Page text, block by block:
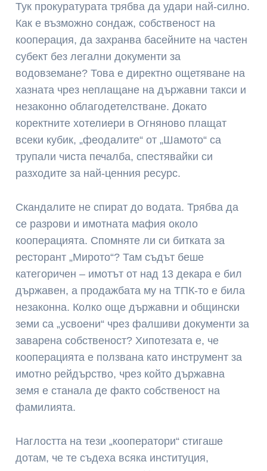
Тук прокуратурата трябва да удари най-силно.
Как е възможно сондаж, собственост на
кооперация, да захранва басейните на частен
субект без легални документи за
водовземане? Това е директно ощетяване на
хазната чрез неплащане на държавни такси и
незаконно облагодетелстване. Докато
коректните хотелиери в Огняново плащат
всеки кубик, „феодалите“ от „Шамото“ са
трупали чиста печалба, спестявайки си
разходите за най-ценния ресурс.
Скандалите не спират до водата. Трябва да
се разрови и имотната мафия около
кооперацията. Спомняте ли си битката за
ресторант „Мирото“? Там съдът беше
категоричен – имотът от над 13 декара е бил
държавен, а продажбата му на ТПК-то е била
незаконна. Колко още държавни и общински
земи са „усвоени“ чрез фалшиви документи за
заварена собственост? Хипотезата е, че
кооперацията е ползвана като инструмент за
имотно рейдърство, чрез който държавна
земя е станала де факто собственост на
фамилията.
Наглостта на тези „кооператори“ стигаше
дотам, че те съдеха всяка институция,